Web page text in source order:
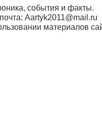
события и факты.
Aartyk2011@mail.ru
материалов